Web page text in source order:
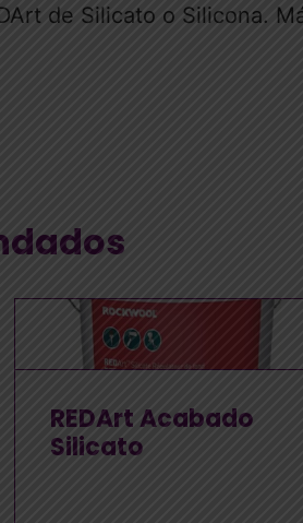
de Silicato o Silicona.
REDArt Acabado
Silicato